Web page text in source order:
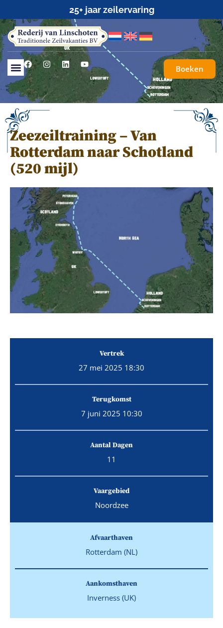
25+ jaar zeilervaring
Boeken
Zeezeiltraining – Van
Rotterdam naar Schotland
(520 mijl)
Vertrek
27 mei 2025 18:30
Terugkomst
7 juni 2025 10:30
Aantal Dagen
11
Vaargebied
Noordzee
Afvaarthaven
Rotterdam (NL)
Aankomsthaven
Inverness (UK)